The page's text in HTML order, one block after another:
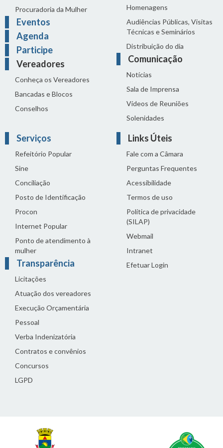
Procuradoria da Mulher
Eventos
Agenda
Participe
Vereadores
Conheça os Vereadores
Bancadas e Blocos
Conselhos
Homenagens
Audiências Públicas, Visitas
Técnicas e Seminários
Distribuição do dia
Comunicação
Notícias
Sala de Imprensa
Vídeos de Reuniões
Solenidades
Serviços
Refeitório Popular
Sine
Conciliação
Posto de Identificação
Procon
Internet Popular
Ponto de atendimento à
mulher
Transparência
Licitações
Atuação dos vereadores
Execução Orçamentária
Pessoal
Verba Indenizatória
Contratos e convênios
Concursos
LGPD
Links Úteis
Fale com a Câmara
Perguntas Frequentes
Acessibilidade
Termos de uso
Política de privacidade
(SILAP)
Webmail
Intranet
Efetuar Login